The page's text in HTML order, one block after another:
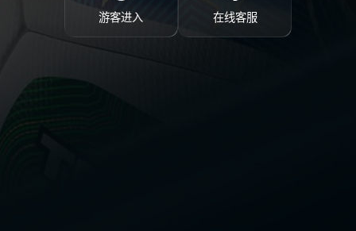
游客进入 在线客服